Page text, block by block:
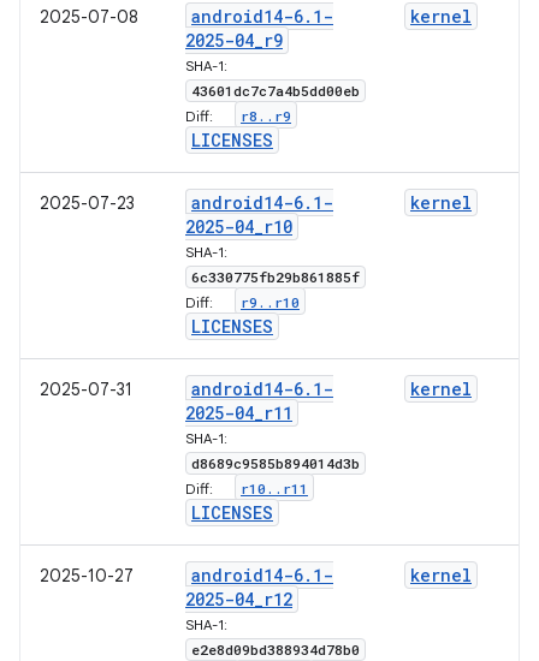
2025-07-08 android14-6. 1-
2025-04_r9
SHA-1:
43601dc7c7a4b5dd00eb
Diff: r8 . . r9
LICENSES
kernel
2025-07-23 android14-6. 1-
2025-04_r10
SHA-1:
6c330775fb29b861885f
Diff: r9 . . r10
LICENSES
kernel
2025-07-31 android14-6. 1-
2025-04_r11
SHA-1:
d8689c9585b894014d3b
Diff: r10 . . r11
LICENSES
kernel
2025-10-27 android14-6. 1-
2025-04_r12
SHA-1:
e2e8d09bd388934d78b0
kernel